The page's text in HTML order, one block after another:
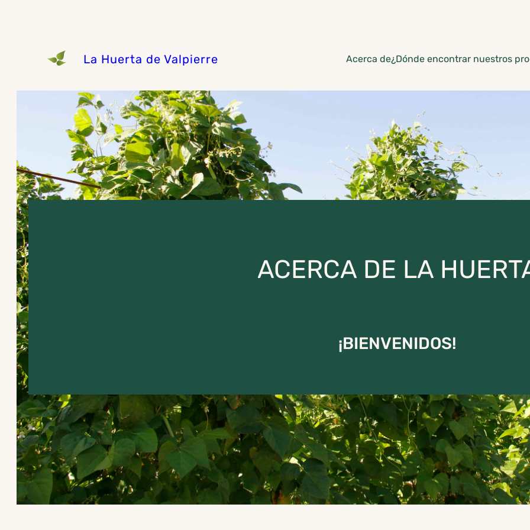
contenido
La Huerta de Valpierre Acerca de¿Dónde encontrar nuestros
ACERCA DE LA
¡BIENVENIDOS!